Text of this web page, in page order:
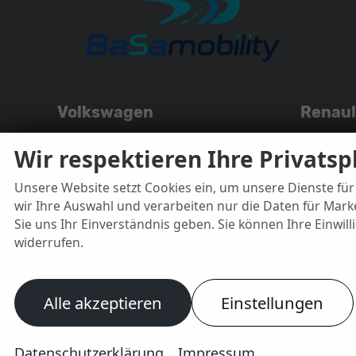
Volkswagen
VW T6 Multivan EU-Neuwagen
VW Tiguan EU-Neuwagen
VW Passat EU-Neuwagen
VW EU-Neuwagen
Renault
Renault
Renault
Autovermietung Bad Hersfeld Autovermietung Bad
Wir respektieren Ihre
Unsere Website setzt Cookies ein, um unsere Dienste
wir Ihre Auswahl und verarbeiten nur die Daten für
Sie uns Ihr Einverständnis geben. Sie können Ihre
widerrufen.
Alle akzeptieren Einstellungen